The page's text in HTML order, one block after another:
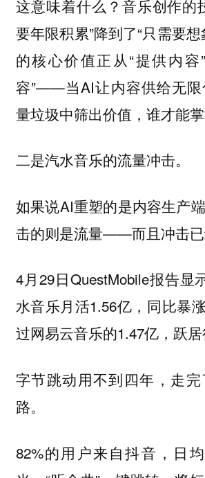
这意味着什么？音乐创作的
要年限积累”降到了“只需要
的核心价值正从“提供内容
容”——当AI让内容供给无限
量垃圾中筛出价值，谁才能掌
二是汽水音乐的流量冲击。
如果说AI重塑的是内容生产
击的则是流量——而且冲击已
4月29日QuestMobile报告显
水音乐月活1.56亿，同比暴
过网易云音乐的1.47亿，跃居
字节跳动用不到四年，走
路。
82%的用户来自抖音，日